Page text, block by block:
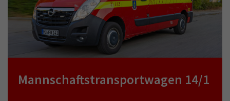
Mannschaftstransportwagen 14/1